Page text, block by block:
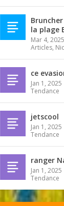
la plage
Mar 4, 2025
Articles,
ce
Jan 1, 2025
Tendance
jetscool
Jan 1, 2025
Tendance
ranger
Jan 1, 2025
Tendance